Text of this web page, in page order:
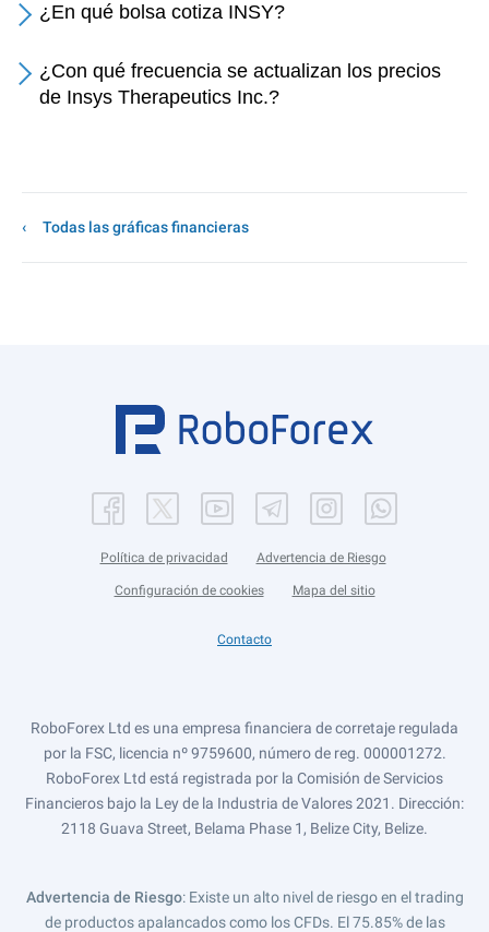
¿En qué bolsa cotiza INSY?
¿Con qué frecuencia se actualizan los precios
de Insys Therapeutics Inc.?
Todas las gráficas financieras
Política de privacidad Advertencia de Riesgo
Configuración de cookies Mapa del sitio
Contacto
RoboForex Ltd es una empresa financiera de corretaje regulada
por la FSC, licencia nº 9759600, número de reg. 000001272.
RoboForex Ltd está registrada por la Comisión de Servicios
Financieros bajo la Ley de la Industria de Valores 2021. Dirección:
2118 Guava Street, Belama Phase 1, Belize City, Belize.
Advertencia de Riesgo: Existe un alto nivel de riesgo en el trading
de productos apalancados como los CFDs. El 75.85% de las